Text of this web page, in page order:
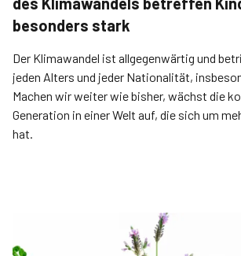
besonders stark
Der Klimawandel ist allgegenwärtig und
jeden Alters und jeder Nationalität,
Machen wir weiter wie bisher, wächst die
Generation in einer Welt auf, die sich um
hat.